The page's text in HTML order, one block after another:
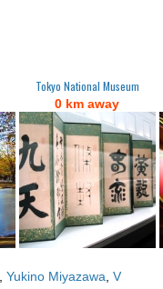
Tokyo National Museum
0 km away
Yukino Miyazawa V